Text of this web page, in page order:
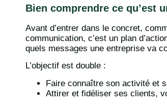
Bien comprendre ce qu’est
Avant d’entrer dans le concret,
communication, c’est un plan
quels messages une entreprise va
L’objectif est double :
Faire connaître son activité et
Attirer et fidéliser ses clients,